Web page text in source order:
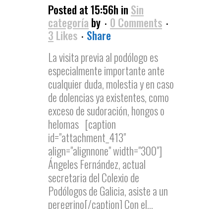
Posted at 15:56h in Sin
categoría by
0 Comments
3 Likes
Share
La visita previa al podólogo es
especialmente importante ante
cualquier duda, molestia y en caso
de dolencias ya existentes, como
exceso de sudoración, hongos o
helomas [caption
id="attachment_413"
align="alignnone" width="300"]
Ángeles Fernández, actual
secretaria del Colexio de
Podólogos de Galicia, asiste a un
peregrino[/caption] Con el...